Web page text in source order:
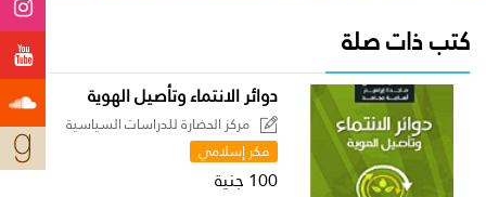
كتب ذات صلة
دوائر الانتماء وتأصيل الهوية
مركز الحضارة للدراسات السياسية
فكر إسلامي
100 جنية